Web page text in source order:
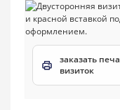
заказать
визиток